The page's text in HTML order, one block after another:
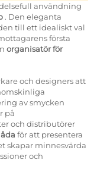
användning
. Den eleganta
till ett idealiskt val
första
organisatör för
och designers att
av smycken
på
och distributörer
för att presentera
skapar minnesvärda
och